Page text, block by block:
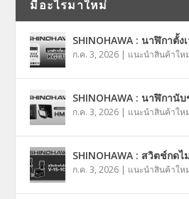
มีอะไรมาใหม่
SHINOHAWA : นาฬิกาตั้ง
ก.ค. 3, 2026 | แนะนำสินค้าให
SHINOHAWA : นาฬิกานั
ก.ค. 3, 2026 | แนะนำสินค้าให
SHINOHAWA : สวิตช์กด
ก.ค. 3, 2026 | แนะนำสินค้าให